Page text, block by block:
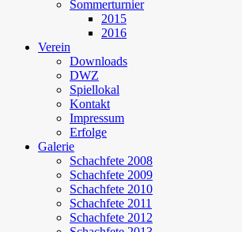
Sommerturnier
2015
2016
Verein
Downloads
DWZ
Spiellokal
Kontakt
Impressum
Erfolge
Galerie
Schachfete 2008
Schachfete 2009
Schachfete 2010
Schachfete 2011
Schachfete 2012